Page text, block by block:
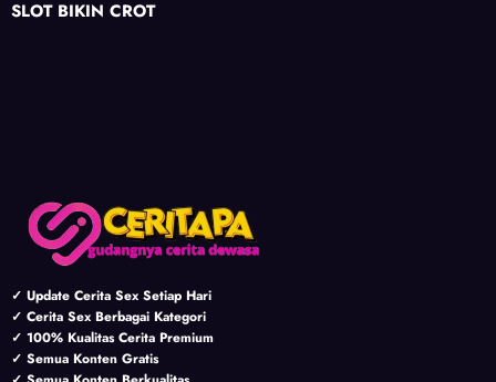
SLOT BIKIN CROT
✓ Update Cerita Sex Setiap Hari
✓ Cerita Sex Berbagai Kategori
✓ 100% Kualitas Cerita Premium
✓ Semua Konten Gratis